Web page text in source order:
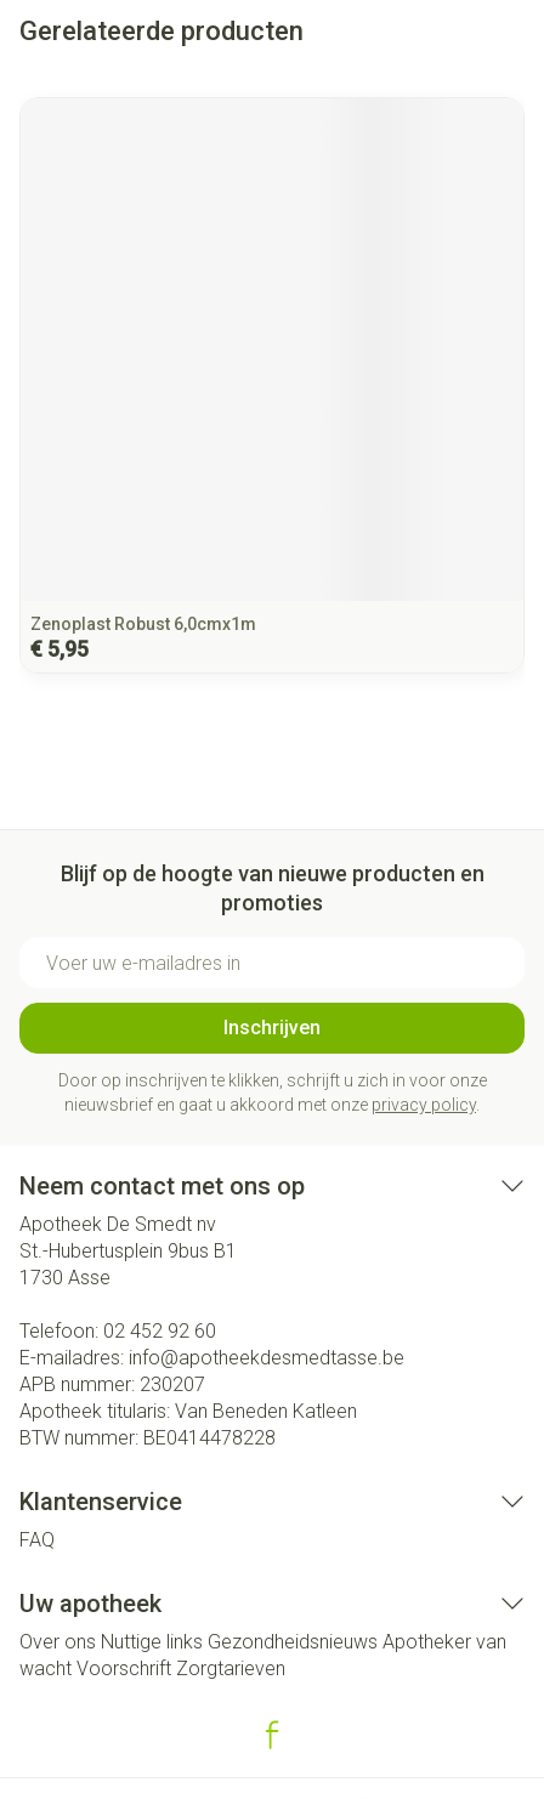
Gerelateerde producten
Zenoplast Robust 6,0cmx1m
€ 5,95
Blijf op de hoogte van nieuwe producten en
promoties
Inschrijven
Door op inschrijven te klikken, schrijft u zich in voor onze
nieuwsbrief en gaat u akkoord met onze privacy policy.
Neem contact met ons op
Apotheek De Smedt nv
St.-Hubertusplein 9bus B1
1730 Asse
Telefoon: 02 452 92 60
E-mailadres: info@apotheekdesmedtasse.be
APB nummer: 230207
Apotheek titularis: Van Beneden Katleen
BTW nummer: BE0414478228
Klantenservice
FAQ
Uw apotheek
Over ons Nuttige links Gezondheidsnieuws Apotheker van
wacht Voorschrift Zorgtarieven